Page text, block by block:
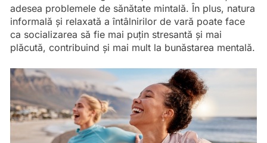
adesea problemele de sănătate mintală. În plus, natura
informală și relaxată a întâlnirilor de vară poate face
ca socializarea să fie mai puțin stresantă și mai
plăcută, contribuind și mai mult la bunăstarea mentală.